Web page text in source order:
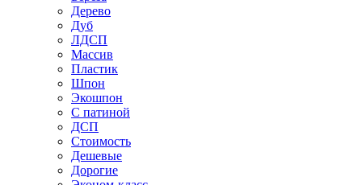
Дерево
Дуб
ЛДСП
Массив
Пластик
Шпон
Экошпон
С патиной
ДСП
Стоимость
Дешевые
Дорогие